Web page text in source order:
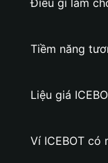
Điều gì làm
Tiềm năng
Liệu giá
Ví ICEBOT có